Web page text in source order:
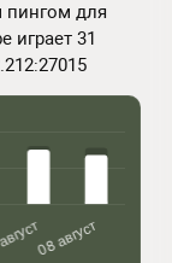
пингом для
играет 31